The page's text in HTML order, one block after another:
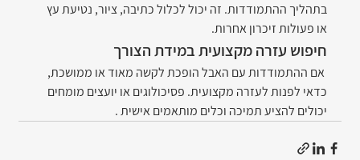
בתהליך ההתמודדות. זה יכול לכלול כתיבה, ציור, נטיעת עץ
או פעולות זיכרון אחרות.
חיפוש עזרה מקצועית במידת הצורך
אם ההתמודדות עם האבל הופכת לקשה מאוד או ממושכת,
כדאי לפנות לעזרה מקצועית. פסיכולוגים או יועצים מומחים
יכולים להציע תמיכה וכלים מותאמים אישית .